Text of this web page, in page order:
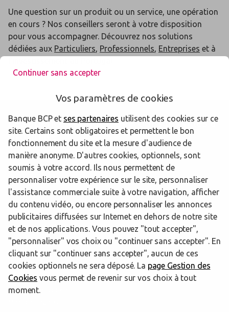
Une question sur un produit ou un service, une opération
en cours ? Nos conseillers seront à votre disposition
pour vous accompagner. Découvrez nos solutions
dédiées aux Particuliers, Professionnels, Entreprises et à
Les agences Banque BCP dans les villes à
proximité
Besançon
Trouver une agence Banque BCP Doubs Besançon
Powered by
www.banquebcp.fr
Informations cookies
Continuer sans accepter
Vos paramètres de cookies
Banque BCP et ses partenaires utilisent des cookies sur ce
site. Certains sont obligatoires et permettent le bon
fonctionnement du site et la mesure d'audience de
manière anonyme. D'autres cookies, optionnels, sont
soumis à votre accord. Ils nous permettent de
personnaliser votre expérience sur le site, personnaliser
l'assistance commerciale suite à votre navigation, afficher
du contenu vidéo, ou encore personnaliser les annonces
publicitaires diffusées sur Internet en dehors de notre site
et de nos applications. Vous pouvez "tout accepter",
"personnaliser" vos choix ou "continuer sans accepter". En
cliquant sur "continuer sans accepter", aucun de ces
cookies optionnels ne sera déposé. La page Gestion des
Cookies vous permet de revenir sur vos choix à tout
moment.